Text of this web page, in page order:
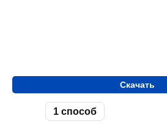
Скачать
1 способ